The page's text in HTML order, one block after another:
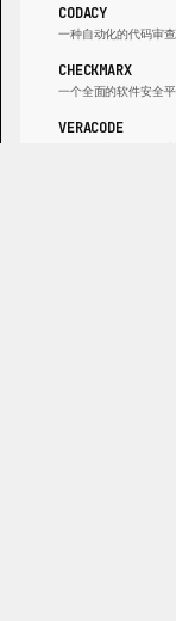
CODACY
一种自动化的代码审
CHECKMARX
一个全面的软件安全
VERACODE
一个在整个软件开发